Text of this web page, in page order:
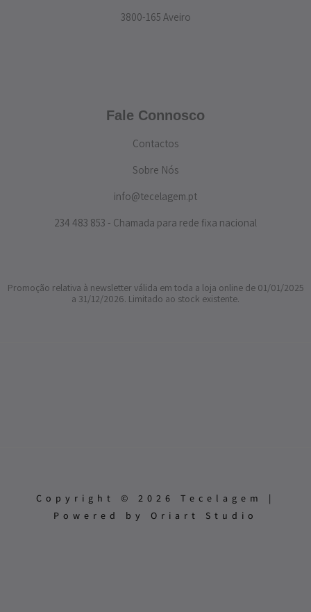
3800-165 Aveiro
Fale Connosco
Contactos
Sobre Nós
info@tecelagem.pt
234 483 853 - Chamada para rede fixa nacional
Promoção relativa à newsletter válida em toda a loja online de 01/01/2025
a 31/12/2026. Limitado ao stock existente.
Copyright © 2026 Tecelagem |
Powered by Oriart Studio